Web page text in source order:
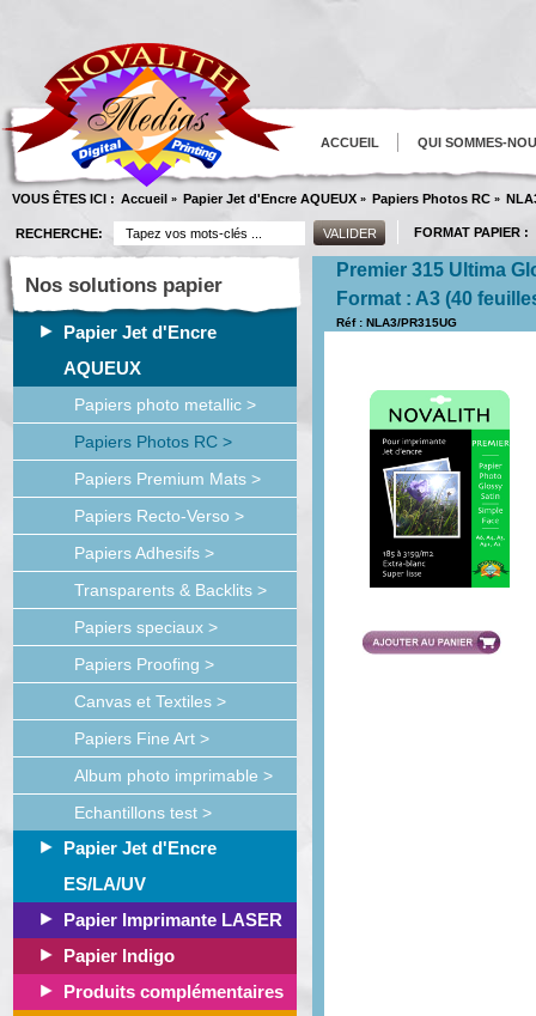
ACCUEIL QUI SOMMES-
VOUS ÊTES ICI : Accueil » Papier Jet d'Encre AQUEUX » Papiers Photos RC »
RECHERCHE: FORMAT PAPIER :
Nos solutions papier
Papier Jet d'Encre
AQUEUX
Papiers photo metallic >
Papiers Photos RC >
Papiers Premium Mats >
Papiers Recto-Verso >
Papiers Adhesifs >
Transparents & Backlits >
Papiers speciaux >
Papiers Proofing >
Canvas et Textiles >
Papiers Fine Art >
Album photo imprimable >
Echantillons test >
Papier Jet d'Encre
ES/LA/UV
Papier Imprimante LASER
Papier Indigo
Produits complémentaires
Premier 315 Ultima
Format : A3 (40
Réf : NLA3/PR315UG